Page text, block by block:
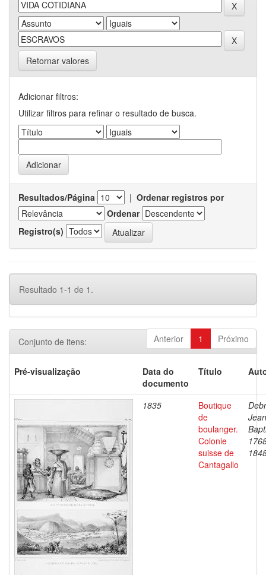
Retornar valores
Adicionar filtros:
Utilizar filtros para refinar o resultado de busca.
Resultados/Página | Ordenar registros por
Ordenar
Registro(s)
Resultado 1-1 de 1.
Anterior 1 Próximo
Conjunto de itens:
Pré-visualização
Data do
documento
Título
1835
Boutique
de
boulanger.
Colonie
suisse de
Cantagallo
Jean